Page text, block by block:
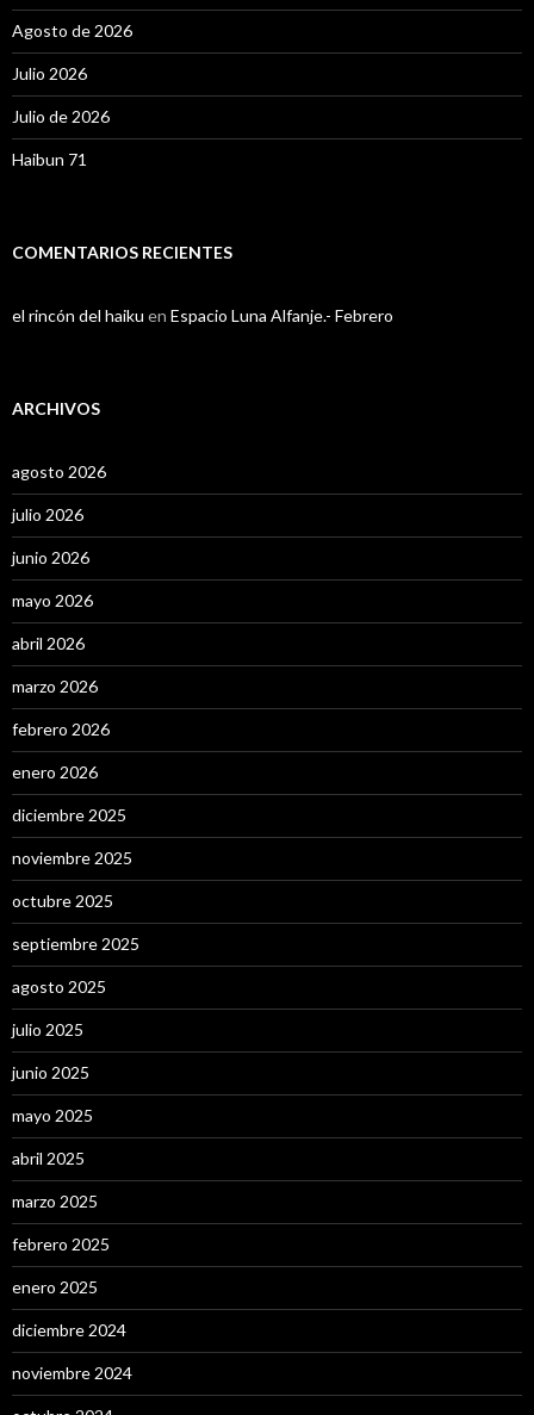
Agosto de 2026
Julio 2026
Julio de 2026
Haibun 71
COMENTARIOS RECIENTES
el rincón del haiku en Espacio Luna Alfanje.- Febrero
ARCHIVOS
agosto 2026
julio 2026
junio 2026
mayo 2026
abril 2026
marzo 2026
febrero 2026
enero 2026
diciembre 2025
noviembre 2025
octubre 2025
septiembre 2025
agosto 2025
julio 2025
junio 2025
mayo 2025
abril 2025
marzo 2025
febrero 2025
enero 2025
diciembre 2024
noviembre 2024